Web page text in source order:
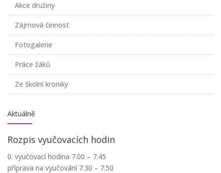
Akce družiny
Zájmová činnost
Fotogalerie
Práce žáků
Ze školní kroniky
Aktuálně
Rozpis vyučovacích hodin
0. vyučovací hodina 7.00 – 7.45
příprava na vyučování 7.30 – 7.50